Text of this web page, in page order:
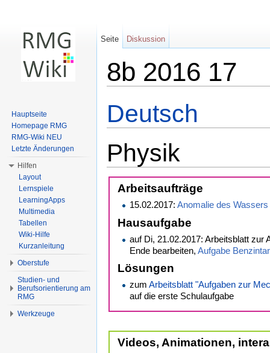
8b 2016 17
Deutsch
Physik
Arbeitsaufträge
15.02.2017:Anomalie des Wassers
Hausaufgabe
auf Di, 21.02.2017: Arbeitsblatt zur
Ende bearbeiten,Aufgabe
Lösungen
zumArbeitsblatt "Aufgaben zur
auf die erste Schulaufgabe
Videos, Animationen,
Seite Diskussion
Hauptseite
Homepage RMG
RMG-Wiki NEU
Letzte Änderungen
Hilfen
Layout
Lernspiele
LearningApps
Multimedia
Tabellen
Wiki-Hilfe
Kurzanleitung
Oberstufe
Studien- und
Berufsorientierung am
RMG
Werkzeuge